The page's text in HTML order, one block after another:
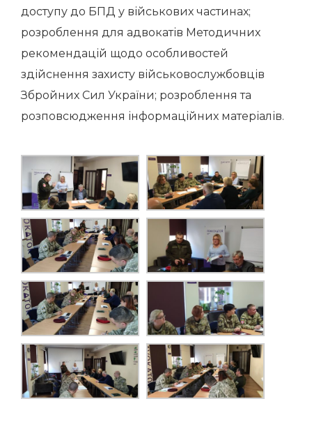
доступу до БПД у військових частинах;
розроблення для адвокатів Методичних
рекомендацій щодо особливостей
здійснення захисту військовослужбовців
Збройних Сил України; розроблення та
розповсюдження інформаційних матеріалів.